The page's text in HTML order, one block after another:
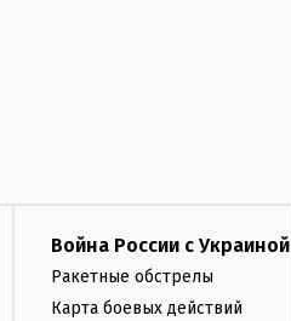
Война России с Украиной
Ракетные обстрелы
Карта боевых действий